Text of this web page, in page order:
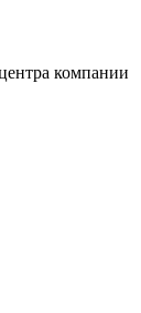
компании